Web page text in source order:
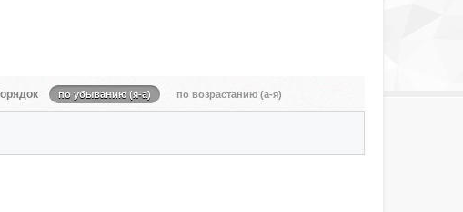
по убыванию (я-а) по возрастанию (а-я)